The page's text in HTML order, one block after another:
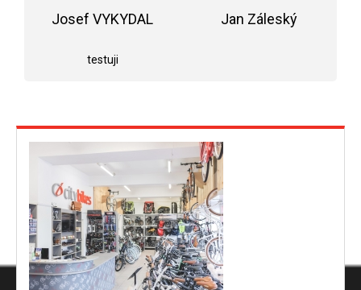
Josef VYKYDAL
testuji
Jan Záleský